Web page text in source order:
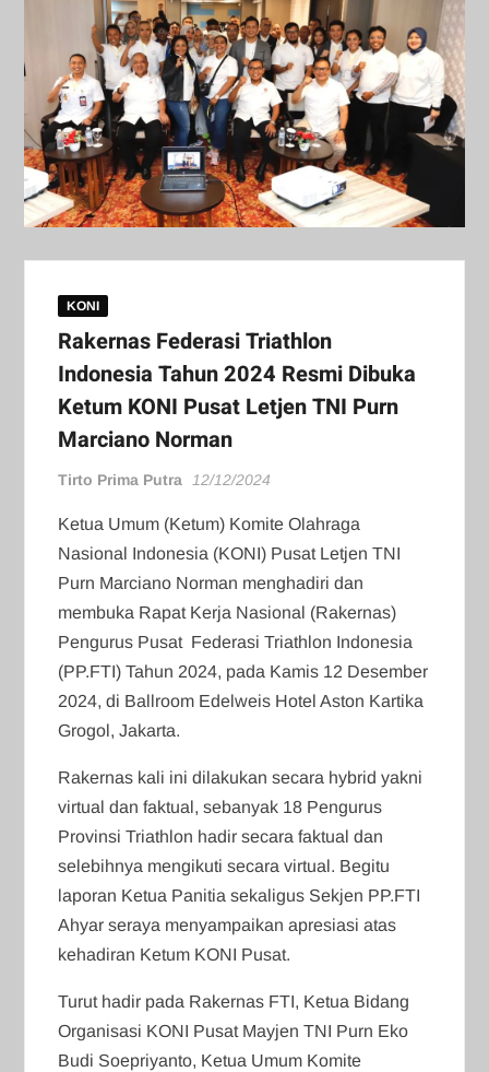
KONI
Rakernas Federasi Triathlon
Indonesia Tahun 2024 Resmi Dibuka
Ketum KONI Pusat Letjen TNI Purn
Marciano Norman
Tirto Prima Putra 12/12/2024
Ketua Umum (Ketum) Komite Olahraga
Nasional Indonesia (KONI) Pusat Letjen TNI
Purn Marciano Norman menghadiri dan
membuka Rapat Kerja Nasional (Rakernas)
Pengurus Pusat Federasi Triathlon Indonesia
(PP.FTI) Tahun 2024, pada Kamis 12 Desember
2024, di Ballroom Edelweis Hotel Aston Kartika
Grogol, Jakarta.
Rakernas kali ini dilakukan secara hybrid yakni
virtual dan faktual, sebanyak 18 Pengurus
Provinsi Triathlon hadir secara faktual dan
selebihnya mengikuti secara virtual. Begitu
laporan Ketua Panitia sekaligus Sekjen PP.FTI
Ahyar seraya menyampaikan apresiasi atas
kehadiran Ketum KONI Pusat.
Turut hadir pada Rakernas FTI, Ketua Bidang
Organisasi KONI Pusat Mayjen TNI Purn Eko
Budi Soepriyanto, Ketua Umum Komite